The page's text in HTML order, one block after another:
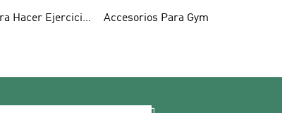
Hacer Ejercicio
Accesorios Para Gym